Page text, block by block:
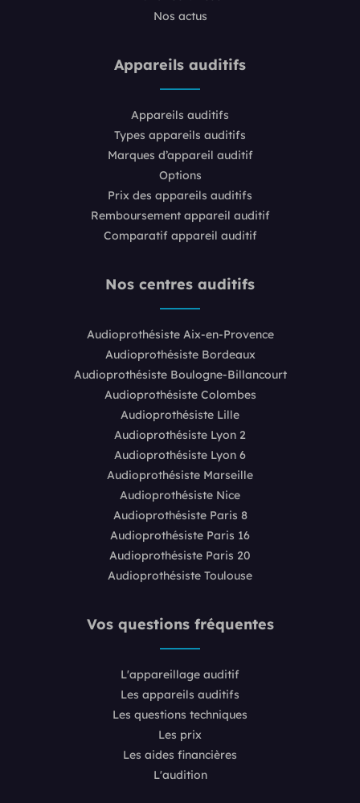
Nos actus
Appareils auditifs
Appareils auditifs
Types appareils auditifs
Marques d’appareil auditif
Options
Prix des appareils auditifs
Remboursement appareil auditif
Comparatif appareil auditif
Nos centres auditifs
Audioprothésiste Aix-en-Provence
Audioprothésiste Bordeaux
Audioprothésiste Boulogne-Billancourt
Audioprothésiste Colombes
Audioprothésiste Lille
Audioprothésiste Lyon 2
Audioprothésiste Lyon 6
Audioprothésiste Marseille
Audioprothésiste Nice
Audioprothésiste Paris 8
Audioprothésiste Paris 16
Audioprothésiste Paris 20
Audioprothésiste Toulouse
Vos questions fréquentes
L'appareillage auditif
Les appareils auditifs
Les questions techniques
Les prix
Les aides financières
L'audition